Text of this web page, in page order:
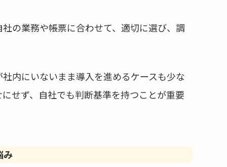
の業務や帳票に合わせて、適切に選び、調
内にいないまま導入を進めるケースも少な
せず、自社でも判断基準を持つことが重要
み